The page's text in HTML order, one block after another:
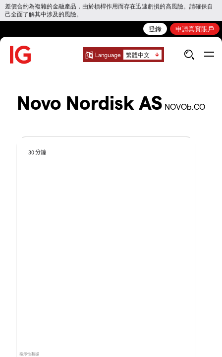
差價合約為複雜的金融產品，由於槓桿作用而存在迅速虧損的高風險。請確保自
己全面了解其中涉及的風險。
登錄 申請真實賬戶
Language 繁體中文
Novo Nordisk AS NOVOb.CO
指示性數據
30 分鐘